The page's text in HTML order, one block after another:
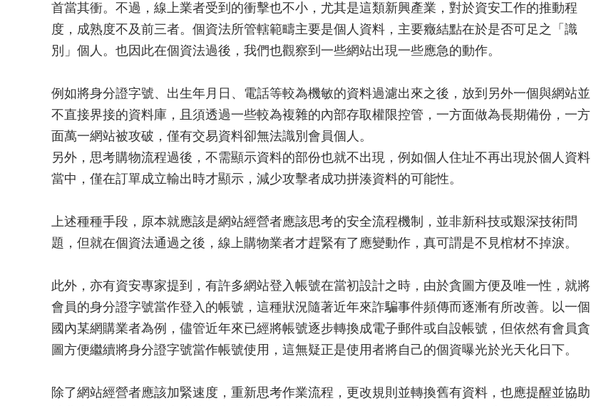
首當其衝。不過，線上業者受到的衝擊也不小，尤其是這類新興產業，對於資安工作的推動程
度，成熟度不及前三者。個資法所管轄範疇主要是個人資料，主要癥結點在於是否可足之「識
別」個人。也因此在個資法過後，我們也觀察到一些網站出現一些應急的動作。
例如將身分證字號、出生年月日、電話等較為機敏的資料過濾出來之後，放到另外一個與網站並
不直接界接的資料庫，且須透過一些較為複雜的內部存取權限控管，一方面做為長期備份，一方
面萬一網站被攻破，僅有交易資料卻無法識別會員個人。
另外，思考購物流程過後，不需顯示資料的部份也就不出現，例如個人住址不再出現於個人資料
當中，僅在訂單成立輸出時才顯示，減少攻擊者成功拼湊資料的可能性。
上述種種手段，原本就應該是網站經營者應該思考的安全流程機制，並非新科技或艱深技術問
題，但就在個資法通過之後，線上購物業者才趕緊有了應變動作，真可謂是不見棺材不掉淚。
此外，亦有資安專家提到，有許多網站登入帳號在當初設計之時，由於貪圖方便及唯一性，就將
會員的身分證字號當作登入的帳號，這種狀況隨著近年來詐騙事件頻傳而逐漸有所改善。以一個
國內某網購業者為例，儘管近年來已經將帳號逐步轉換成電子郵件或自設帳號，但依然有會員貪
圖方便繼續將身分證字號當作帳號使用，這無疑正是使用者將自己的個資曝光於光天化日下。
除了網站經營者應該加緊速度，重新思考作業流程，更改規則並轉換舊有資料，也應提醒並協助